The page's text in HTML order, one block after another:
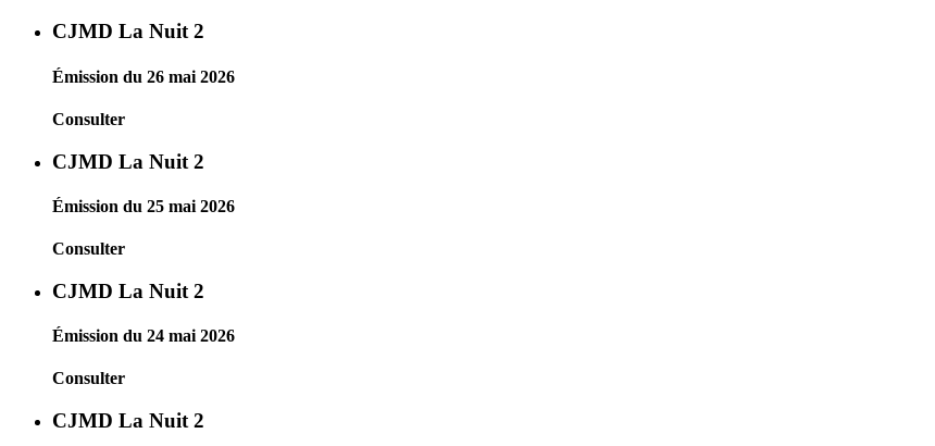
CJMD La Nuit 2
Émission du 26 mai 2026
Consulter
CJMD La Nuit 2
Émission du 25 mai 2026
Consulter
CJMD La Nuit 2
Émission du 24 mai 2026
Consulter
CJMD La Nuit 2